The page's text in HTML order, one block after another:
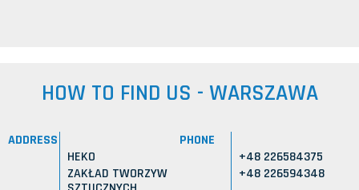
HOW TO FIND US - WARSZAWA
ADDRESS
HEKO
ZAKŁAD TWORZYW
PHONE
+48 226584375
+48 226594348